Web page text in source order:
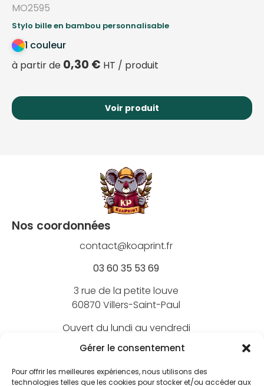
Gérer le consentement
Pour offrir les meilleures expériences, nous utilisons des
technologies telles que les cookies pour stocker et/ou accéder aux
MO2595
Stylo bille en bambou personnalisable
1 couleur
à partir de 0,30 € HT / produit
Voir produit
Nos coordonnées
contact@koaprint.fr
03 60 35 53 69
3 rue de la petite louve
60870 Villers-Saint-Paul
Ouvert du lundi au vendredi
de 9h à 18h